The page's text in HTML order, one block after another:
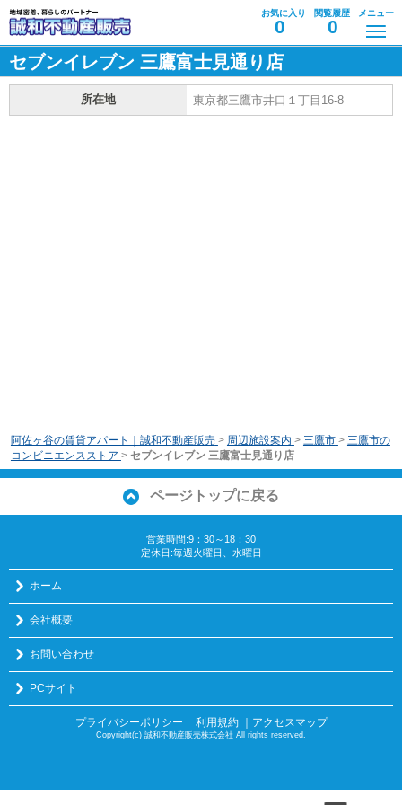
お気に入り
0
閲覧履歴
0
メニュー
セブンイレブン 三鷹富士見通り店
所在地 東京都三鷹市井口１丁目16-8
阿佐ヶ谷の賃貸アパート｜誠和不動産販売 > 周辺施設案内 > 三鷹市 > 三鷹市の
コンビニエンスストア > セブンイレブン 三鷹富士見通り店
ページトップに戻る
営業時間:9：30～18：30
定休日:毎週火曜日、水曜日
ホーム
会社概要
お問い合わせ
PCサイト
プライバシーポリシー ｜ 利用規約 ｜アクセスマップ
Copyright(c) 誠和不動産販売株式会社 All rights reserved.